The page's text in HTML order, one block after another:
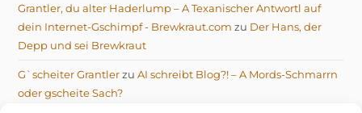
Grantler, du alter Haderlump – A Texanischer Antwortl auf
dein Internet-Gschimpf - Brewkraut.com zu Der Hans, der
Depp und sei Brewkraut
G`scheiter GrantlerzuAI schreibt Blog?! – A Mords-Schmarrn
oder gscheite Sach?